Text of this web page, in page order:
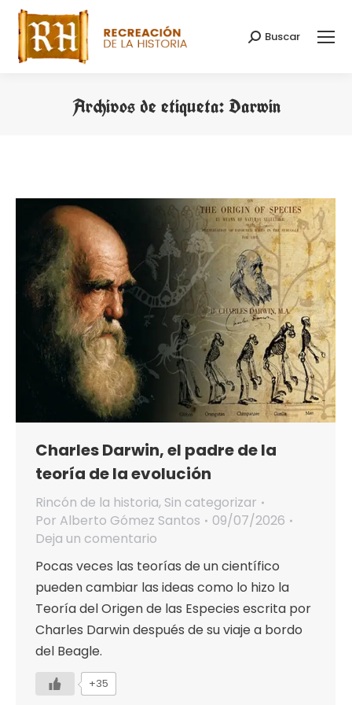
Buscar:
Buscar
Archivos de etiqueta:Darwin
Charles Darwin, el padre de la
teoría de la evolución
Rincón de la historia, Sin categorizar
Por Alberto Gómez Santos
09/07/2026
Deja un comentario
Pocas veces las teorías de un científico
pueden cambiar las ideas como lo hizo la
Teoría del Origen de las Especies escrita por
Charles Darwin después de su viaje a bordo
del Beagle.
+35